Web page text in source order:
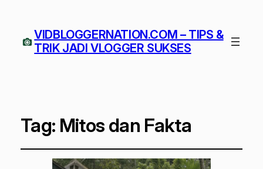
VIDBLOGGERNATION.COM – TIPS &
TRIK JADI VLOGGER SUKSES
Tag: Mitos dan Fakta